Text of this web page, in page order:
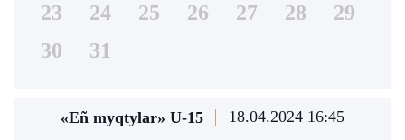
23
24 25 26 27 28
29
30
31
«Eñ myqtylar» U-15 18.04.2024 16:45